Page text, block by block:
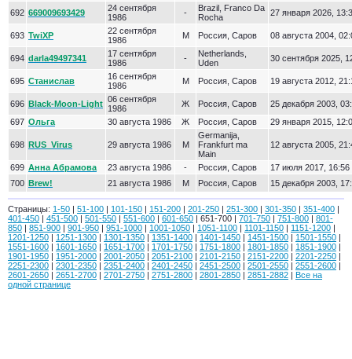
692 669009693429
24 сентября
1986
-
Brazil, Franco Da
Rocha
27 января 2026,
693 TwiXP
22 сентября
1986
М Россия, Саров 08 августа 2004,
694 darla49497341
17 сентября
1986
-
Netherlands,
Uden
30 сентября 2025,
695 Станислав
16 сентября
1986
М Россия, Саров 19 августа 2012,
696 Black-Moon-Light 06 сентября
1986
Ж Россия, Саров
25 декабря 2003,
697 Ольга 30 августа 1986 Ж Россия, Саров 29 января 2015,
698 RUS_Virus 29 августа 1986 М
Germanija,
Frankfurt ma
Main
12 августа 2005,
699 Анна Абрамова 23 августа 1986 - Россия, Саров
17 июля 2017, 16:56
700 Brew! 21 августа 1986 М Россия, Саров 15 декабря 2003,
Страницы: 1-50 | 51-100 | 101-150 | 151-200 | 201-250 | 251-300 | 301-350 | 351-400 |
401-450 | 451-500 | 501-550 | 551-600 | 601-650 | 651-700 | 701-750 | 751-800 | 801-
850 | 851-900 | 901-950 | 951-1000 | 1001-1050 | 1051-1100 | 1101-1150 | 1151-1200 |
1201-1250 | 1251-1300 | 1301-1350 | 1351-1400 | 1401-1450 | 1451-1500 | 1501-1550 |
1551-1600 | 1601-1650 | 1651-1700 | 1701-1750 | 1751-1800 | 1801-1850 | 1851-1900 |
1901-1950 | 1951-2000 | 2001-2050 | 2051-2100 | 2101-2150 | 2151-2200 | 2201-2250 |
2251-2300 | 2301-2350 | 2351-2400 | 2401-2450 | 2451-2500 | 2501-2550 | 2551-2600 |
2601-2650 | 2651-2700 | 2701-2750 | 2751-2800 | 2801-2850 | 2851-2882 | Все на
одной странице